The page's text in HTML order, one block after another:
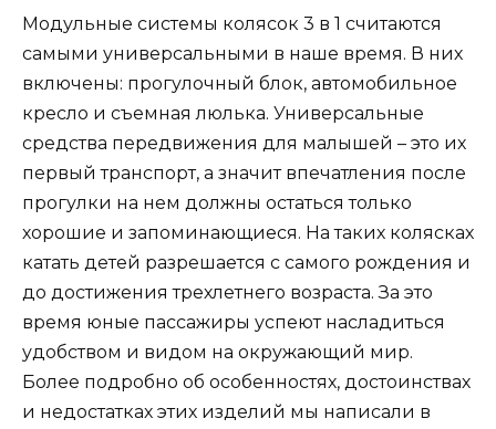
Модульные системы колясок 3 в 1 считаются
самыми универсальными в наше время. В них
включены: прогулочный блок, автомобильное
кресло и съемная люлька. Универсальные
средства передвижения для малышей – это их
первый транспорт, а значит впечатления после
прогулки на нем должны остаться только
хорошие и запоминающиеся. На таких колясках
катать детей разрешается с самого рождения и
до достижения трехлетнего возраста. За это
время юные пассажиры успеют насладиться
удобством и видом на окружающий мир.
Более подробно об особенностях, достоинствах
и недостатках этих изделий мы написали в